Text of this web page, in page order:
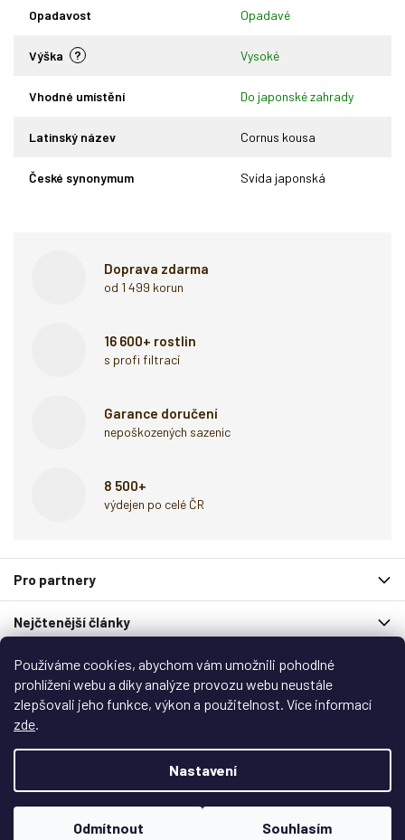
Používáme cookies, abychom vám umožnili pohodlné
prohlížení webu a díky analýze provozu webu neustále
zlepšovali jeho funkce, výkon a použitelnost. Více informací
zde.
Nastavení
Odmítnout Souhlasím
Opadavost Opadavé
?
Výška Vysoké
Vhodné umístění Do japonské zahrady
Latinský název Cornus kousa
České synonymum Svída japonská
Doprava zdarma
od 1 499 korun
16 600+ rostlin
s profi filtrací
Garance doručení
nepoškozených sazenic
8 500+
výdejen po celé ČR
p
t
Pro partnery
Nejčtenější články
Spolupracují s námi
Zákaznický servis
Upravit nastavení cookies